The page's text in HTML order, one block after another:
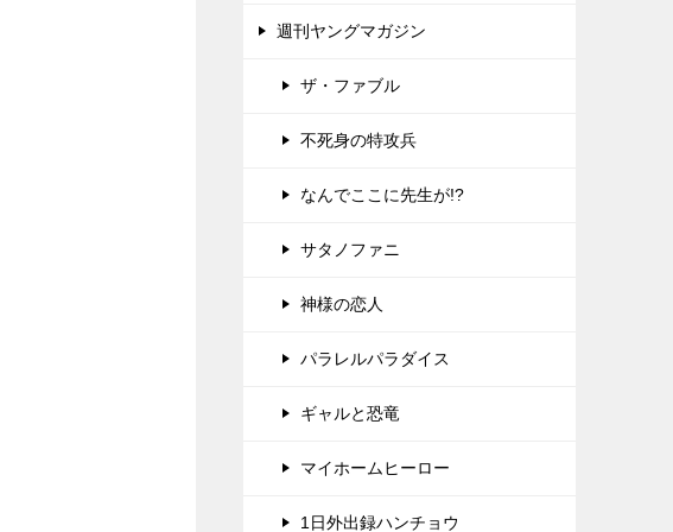
週刊ヤングマガジン
ザ・ファブル
不死身の特攻兵
なんでここに先生が!?
サタノファニ
神様の恋人
パラレルパラダイス
ギャルと恐竜
マイホームヒーロー
1日外出録ハンチョウ